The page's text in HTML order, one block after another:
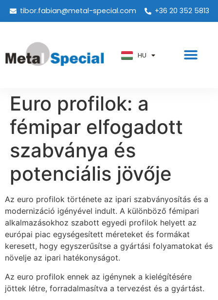
tibor.fabian@metal-special.com +36 20 352 5813
HU
PT
AR
Euro profilok: a
fémipar elfogadott
szabványa és
potenciális jövője
Az euro profilok története az ipari szabványosítás és a
modernizáció igényével indult. A különböző fémipari
alkalmazásokhoz szabott egyedi profilok helyett az
európai piac egységesített méreteket és formákat
keresett, hogy egyszerűsítse a gyártási folyamatokat és
növelje az ipari hatékonyságot.
Az euro profilok ennek az igénynek a kielégítésére
jöttek létre, forradalmasítva a tervezést és a gyártást.